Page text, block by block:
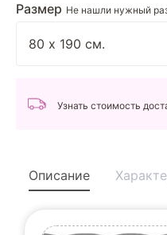
Размер Не нашли нужный
Узнать стоимость
Описание